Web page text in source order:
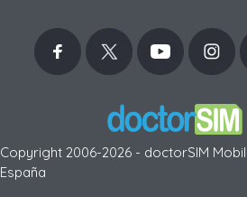
Copyright 2006-2026 - doctorSIM
España